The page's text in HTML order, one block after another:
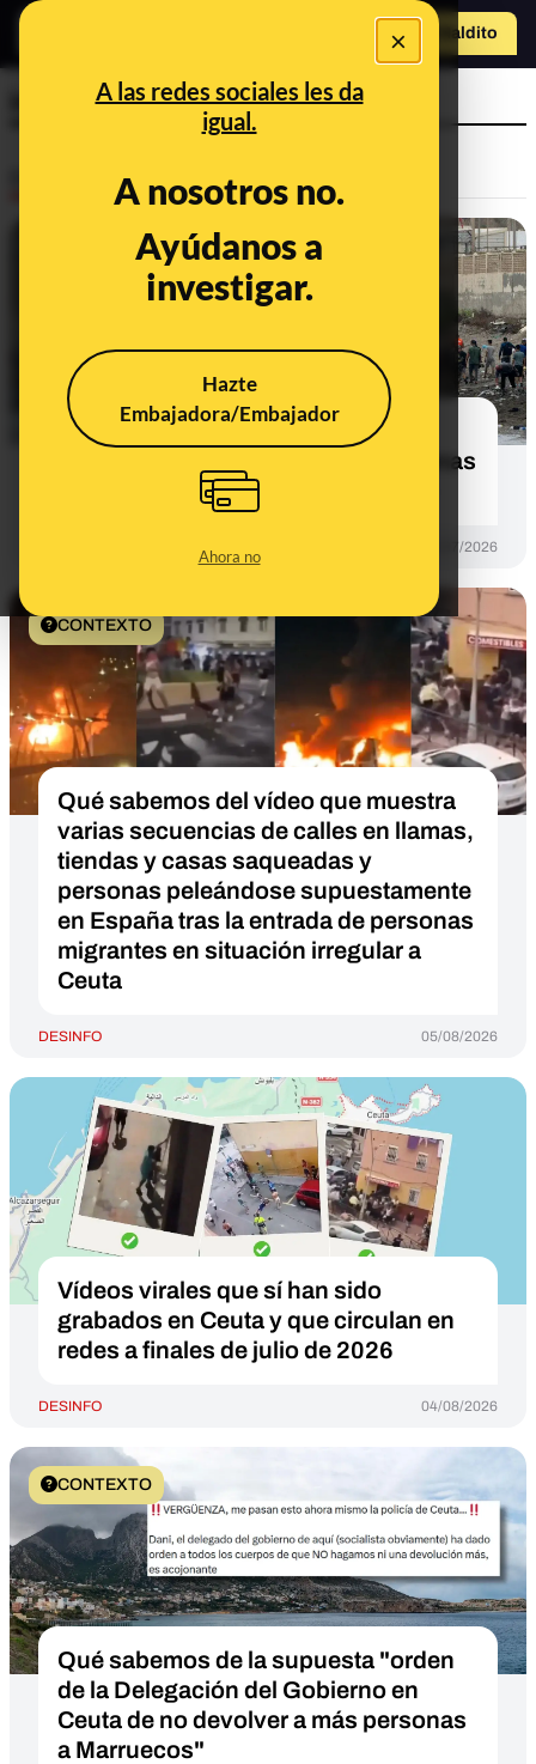
×
A las redes sociales les da
igual.
A nosotros no.
Ayúdanos a
investigar.
Hazte
Embajadora/Embajador
Ahora no
Hazte Maldito
inmigrantes
29 bulos, desinformaciones y
contexto sobre la entrada de personas
migrantes a Ceuta en julio de 2026
31/07/2026
CONTEXTO
Qué sabemos del vídeo que muestra
varias secuencias de calles en llamas,
tiendas y casas saqueadas y
personas peleándose supuestamente
en España tras la entrada de personas
migrantes en situación irregular a
Ceuta
DESINFO 05/08/2026
Vídeos virales que sí han sido
grabados en Ceuta y que circulan en
redes a finales de julio de 2026
DESINFO 04/08/2026
CONTEXTO
Qué sabemos de la supuesta "orden
de la Delegación del Gobierno en
Ceuta de no devolver a más personas
a Marruecos"